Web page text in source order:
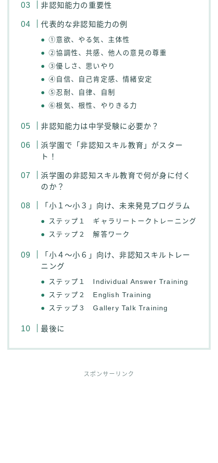
非認知能力の重要性
代表的な非認知能力の例
①意欲、やる気、主体性
②協調性、共感、他人の意見の尊重
③優しさ、思いやり
④自信、自己肯定感、情緒安定
⑤忍耐、自律、自制
⑥根気、根性、やりきる力
非認知能力は中学受験に必要か？
浜学園で「非認知スキル教育」がスター
ト！
浜学園の非認知スキル教育で何が身に付く
のか？
「小１～小３」向け、未来発見プログラム
ステップ１ ギャラリートークトレーニング
ステップ２ 解答ワーク
「小４～小６」向け、非認知スキルトレー
ニング
ステップ１ Individual Answer Training
ステップ２ English Training
ステップ３ Gallery Talk Training
最後に
スポンサーリンク